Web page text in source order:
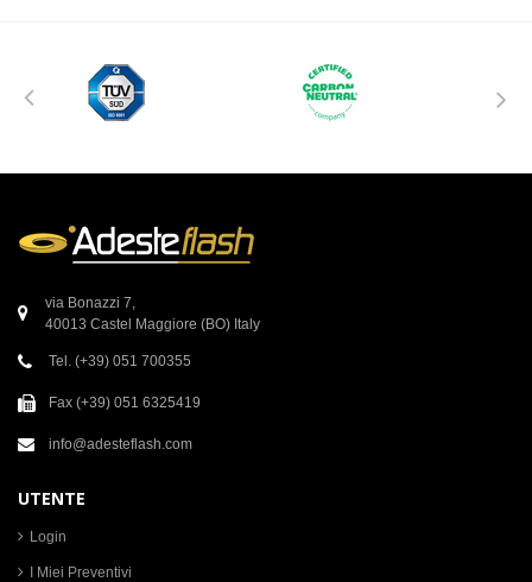
via Bonazzi 7,
40013 Castel Maggiore (BO) Italy
Tel. (+39) 051 700355
Fax (+39) 051 6325419
info@adesteflash.com
UTENTE
Login
I Miei Preventivi